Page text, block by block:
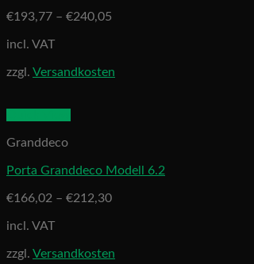
€193,77 – €240,05
incl. VAT
zzgl. Versandkosten
Granddeco
Porta Granddeco Modell 6.2
€166,02 – €212,30
incl. VAT
zzgl. Versandkosten